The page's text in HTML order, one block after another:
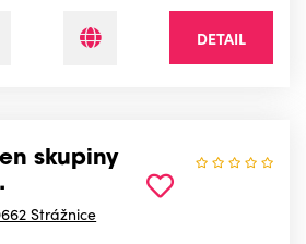
DETAIL
skupiny
Strážnice